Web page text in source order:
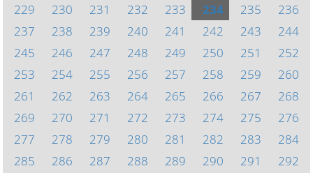
229
230 231 232 233 234 235
236
237
238 239 240 241 242 243
244
245
246 247 248 249 250 251
252
253
254 255 256 257 258 259
260
261
262 263 264 265 266 267
268
269
270 271 272 273 274 275
276
277
278 279 280 281 282 283
284
285
286 287 288 289 290 291
292